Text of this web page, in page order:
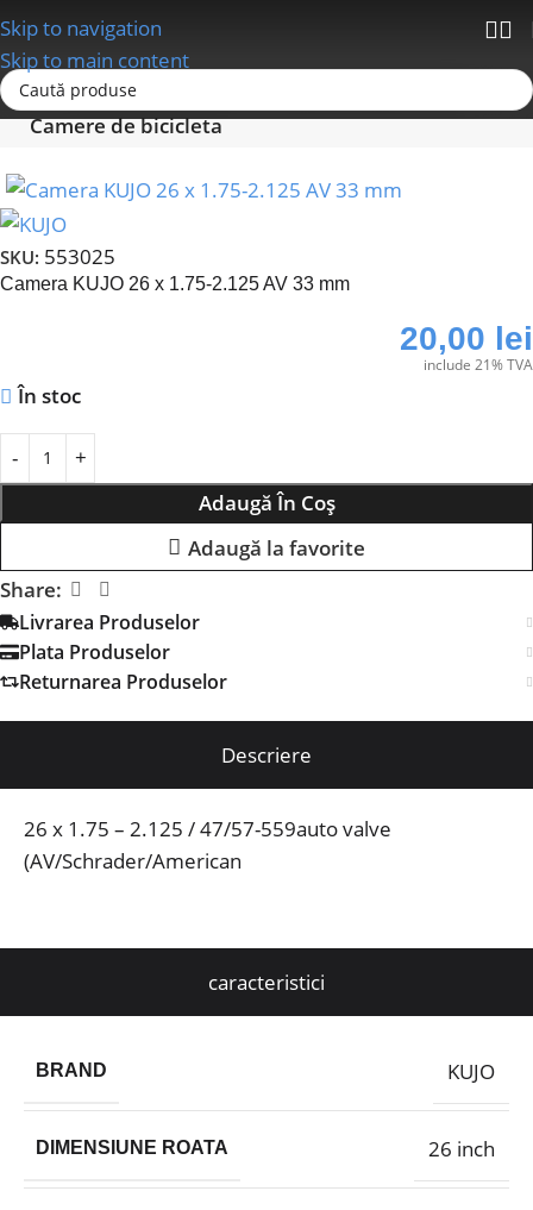
Skip to navigation
Skip to main content
Prima pagină
Camere de bicicleta
SKU: 553025
Camera KUJO 26 x 1.75-2.125 AV 33 mm
20,00 lei
include 21% TVA
În stoc
Adaugă În Coș
Adaugă la favorite
Share:
Livrarea Produselor
Plata Produselor
Returnarea Produselor
Descriere
26 x 1.75 – 2.125 / 47/57-559auto valve
(AV/Schrader/American
caracteristici
BRAND KUJO
DIMENSIUNE ROATA 26 inch